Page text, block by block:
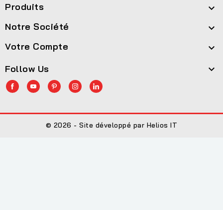
Produits 
Notre Société 
Votre Compte 
Follow Us 
© 2026 - Site développé par Helios IT